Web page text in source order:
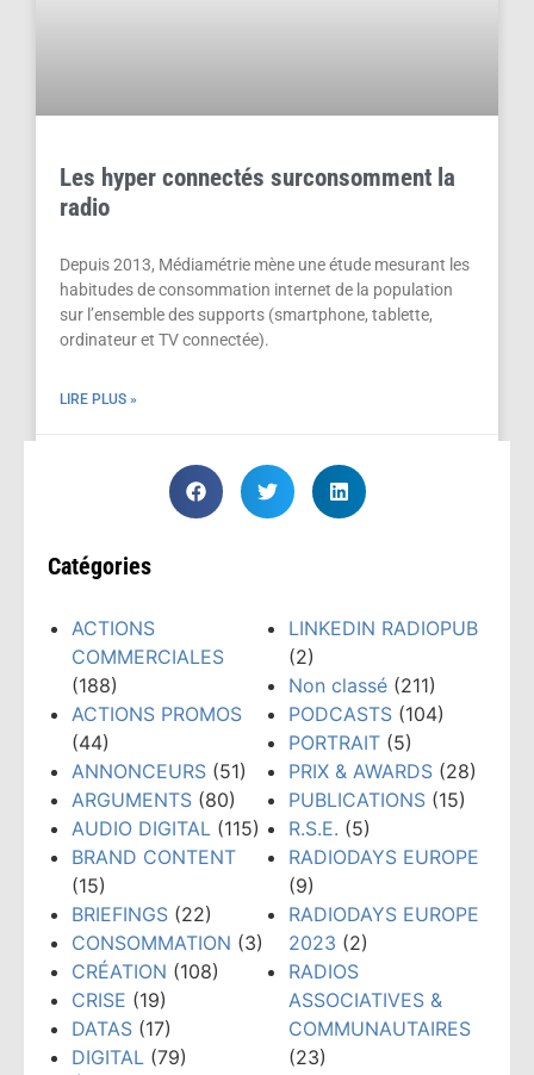
Les hyper connectés surconsomment la
radio
Depuis 2013, Médiamétrie mène une étude mesurant les
habitudes de consommation internet de la population
sur l’ensemble des supports (smartphone, tablette,
ordinateur et TV connectée).
LIRE PLUS »
Catégories
ACTIONS
COMMERCIALES
(188)
ACTIONS PROMOS
(44)
ANNONCEURS (51)
ARGUMENTS (80)
AUDIO DIGITAL (115)
BRAND CONTENT
(15)
BRIEFINGS (22)
CONSOMMATION (3)
CRÉATION (108)
CRISE (19)
DATAS (17)
DIGITAL (79)
LINKEDIN RADIOPUB
(2)
Non classé (211)
PODCASTS (104)
PORTRAIT (5)
PRIX & AWARDS (28)
PUBLICATIONS (15)
R.S.E. (5)
RADIODAYS EUROPE
(9)
RADIODAYS EUROPE
2023 (2)
RADIOS
ASSOCIATIVES &
COMMUNAUTAIRES
(23)